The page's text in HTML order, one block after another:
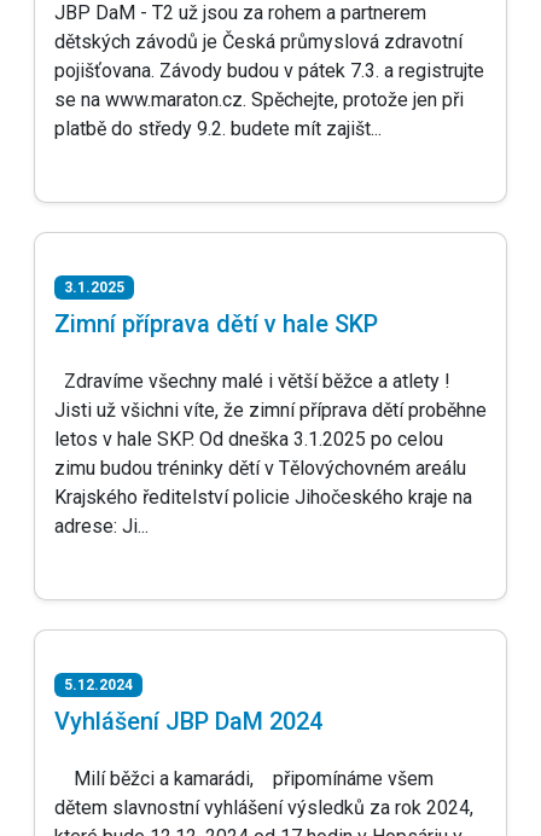
JBP DaM - T2 už jsou za rohem a partnerem
dětských závodů je Česká průmyslová zdravotní
pojišťovana. Závody budou v pátek 7.3. a registrujte
se na www.maraton.cz. Spěchejte, protože jen při
platbě do středy 9.2. budete mít zajišt...
3.1.2025
Zimní příprava dětí v hale SKP
Zdravíme všechny malé i větší běžce a atlety !
Jisti už všichni víte, že zimní příprava dětí proběhne
letos v hale SKP. Od dneška 3.1.2025 po celou
zimu budou tréninky dětí v Tělovýchovném areálu
Krajského ředitelství policie Jihočeského kraje na
adrese: Ji...
5.12.2024
Vyhlášení JBP DaM 2024
Milí běžci a kamarádi, připomínáme všem
dětem slavnostní vyhlášení výsledků za rok 2024,